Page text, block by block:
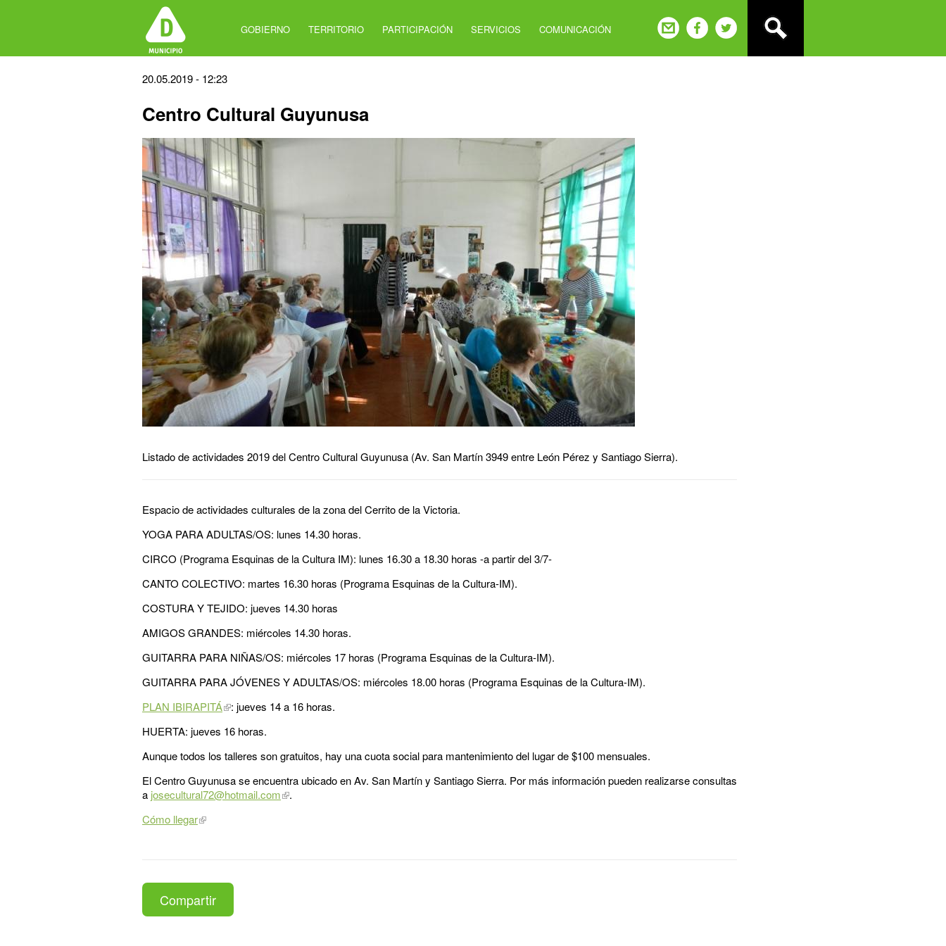
GOBIERNO TERRITORIO PARTICIPACIÓN SERVICIOS COMUNICACIÓN
Back
top
20.05.2019 - 12:23
Centro Cultural Guyunusa
Listado de actividades 2019 del Centro Cultural Guyunusa (Av. San Martín 3949 entre León Pérez y Santiago Sierra).
Espacio de actividades culturales de la zona del Cerrito de la Victoria.
YOGA PARA ADULTAS/OS: lunes 14.30 horas.
CIRCO (Programa Esquinas de la Cultura IM): lunes 16.30 a 18.30 horas -a partir del 3/7-
CANTO COLECTIVO: martes 16.30 horas (Programa Esquinas de la Cultura-IM).
COSTURA Y TEJIDO: jueves 14.30 horas
AMIGOS GRANDES: miércoles 14.30 horas.
GUITARRA PARA NIÑAS/OS: miércoles 17 horas (Programa Esquinas de la Cultura-IM).
GUITARRA PARA JÓVENES Y ADULTAS/OS: miércoles 18.00 horas (Programa Esquinas de la Cultura-IM).
PLAN IBIRAPITÁ
: jueves 14 a 16 horas.
HUERTA: jueves 16 horas.
Aunque todos los talleres son gratuitos, hay una cuota social para mantenimiento del lugar de $100 mensuales.
El Centro Guyunusa se encuentra ubicado en Av. San Martín y Santiago Sierra. Por más información pueden realizarse consultas
a josecultural72@hotmail.com
.
Cómo llegar
Compartir